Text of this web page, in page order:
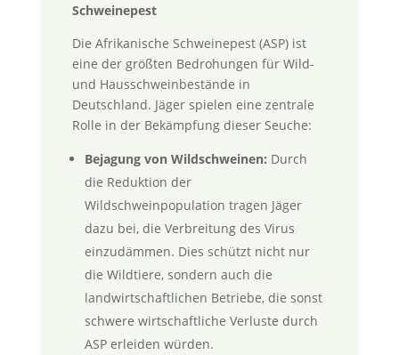
Schweinepest
Die Afrikanische Schweinepest (ASP) ist
eine der größten Bedrohungen für Wild-
und Hausschweinbestände in
Deutschland. Jäger spielen eine zentrale
Rolle in der Bekämpfung dieser Seuche:
Bejagung von Wildschweinen: Durch
die Reduktion der
Wildschweinpopulation tragen Jäger
dazu bei, die Verbreitung des Virus
einzudämmen. Dies schützt nicht nur
die Wildtiere, sondern auch die
landwirtschaftlichen Betriebe, die sonst
schwere wirtschaftliche Verluste durch
ASP erleiden würden.